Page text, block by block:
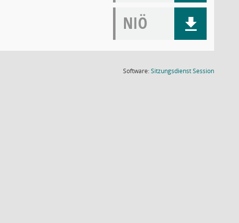
NIÖ
Software:SitzungsdienstSession(Wird in